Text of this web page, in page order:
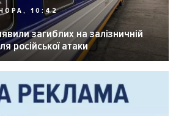
10:42
загиблих на залізничній
російської атаки